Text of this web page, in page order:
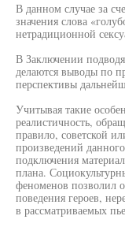
В данном случае за
значения слова
нетрадиционной
В Заключении
делаются выводы по
перспективы
Учитывая такие
реалистичность,
правило, советской
произведений
подключения
плана.
феноменов позволил
поведения героев,
в рассматриваемых